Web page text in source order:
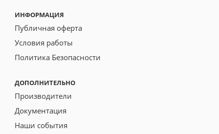
ИНФОРМАЦИЯ
Публичная оферта
Условия работы
Политика Безопасности
ДОПОЛНИТЕЛЬНО
Производители
Документация
Наши события